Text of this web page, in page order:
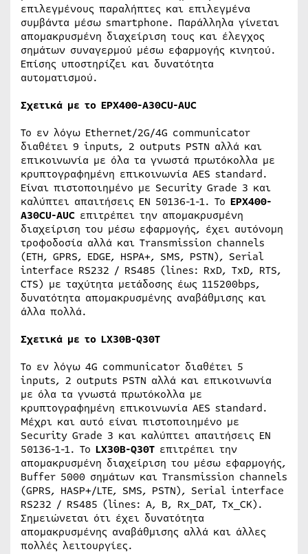
επιλεγμένους παραλήπτες και επιλεγμένα
συμβάντα μέσω smartphone. Παράλληλα γίνεται
απομακρυσμένη διαχείριση τους και έλεγχος
σημάτων συναγερμού μέσω εφαρμογής κινητού.
Επίσης υποστηρίζει και δυνατότητα
αυτοματισμού.
Σχετικά με το EPX400-A30CU-AUC
Το εν λόγω Ethernet/2G/4G communicator
διαθέτει 9 inputs, 2 outputs PSTN αλλά και
επικοινωνία με όλα τα γνωστά πρωτόκολλα με
κρυπτογραφημένη επικοινωνία AES standard.
Είναι πιστοποιημένο με Security Grade 3 και
καλύπτει απαιτήσεις EN 50136-1-1. Το EPX400-
A30CU-AUC επιτρέπει την απομακρυσμένη
διαχείριση του μέσω εφαρμογής, έχει αυτόνομη
τροφοδοσία αλλά και Transmission channels
(ETH, GPRS, EDGE, HSPA+, SMS, PSTN), Serial
interface RS232 / RS485 (lines: RxD, TxD, RTS,
CTS) με ταχύτητα μετάδοσης έως 115200bps,
δυνατότητα απομακρυσμένης αναβάθμισης και
άλλα πολλά.
Σχετικά με το LX30B-Q30T
Το εν λόγω 4G communicator διαθέτει 5
inputs, 2 outputs PSTN αλλά και επικοινωνία
με όλα τα γνωστά πρωτόκολλα με
κρυπτογραφημένη επικοινωνία AES standard.
Μέχρι και αυτό είναι πιστοποιημένο με
Security Grade 3 και καλύπτει απαιτήσεις EN
50136-1-1. Το LX30B-Q30T επιτρέπει την
απομακρυσμένη διαχείριση του μέσω εφαρμογής,
Buffer 5000 σημάτων και Transmission channels
(GPRS, HASP+/LTE, SMS, PSTN), Serial interface
RS232 / RS485 (lines: A, B, Rx_DAT, Tx_CK).
Σημειώνεται ότι έχει δυνατότητα
απομακρυσμένης αναβάθμισης αλλά και άλλες
πολλές λειτουργίες.